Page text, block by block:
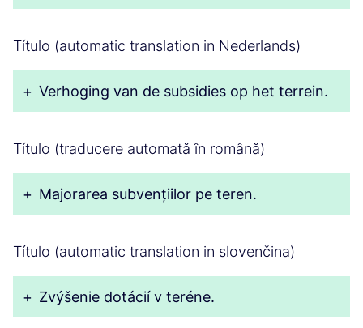
Título (automatic translation in Nederlands)
+ Verhoging van de subsidies op het terrein.
Título (traducere automată în română)
+ Majorarea subvențiilor pe teren.
Título (automatic translation in slovenčina)
+ Zvýšenie dotácií v teréne.